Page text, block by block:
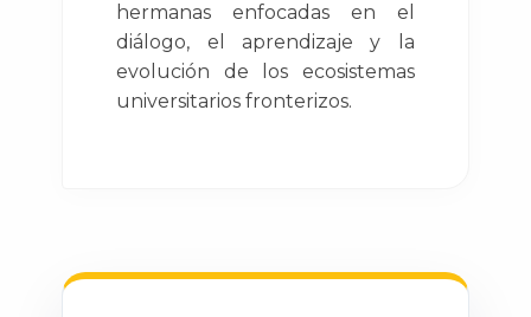
hermanas enfocadas en el
diálogo, el aprendizaje y la
evolución de los ecosistemas
universitarios fronterizos.